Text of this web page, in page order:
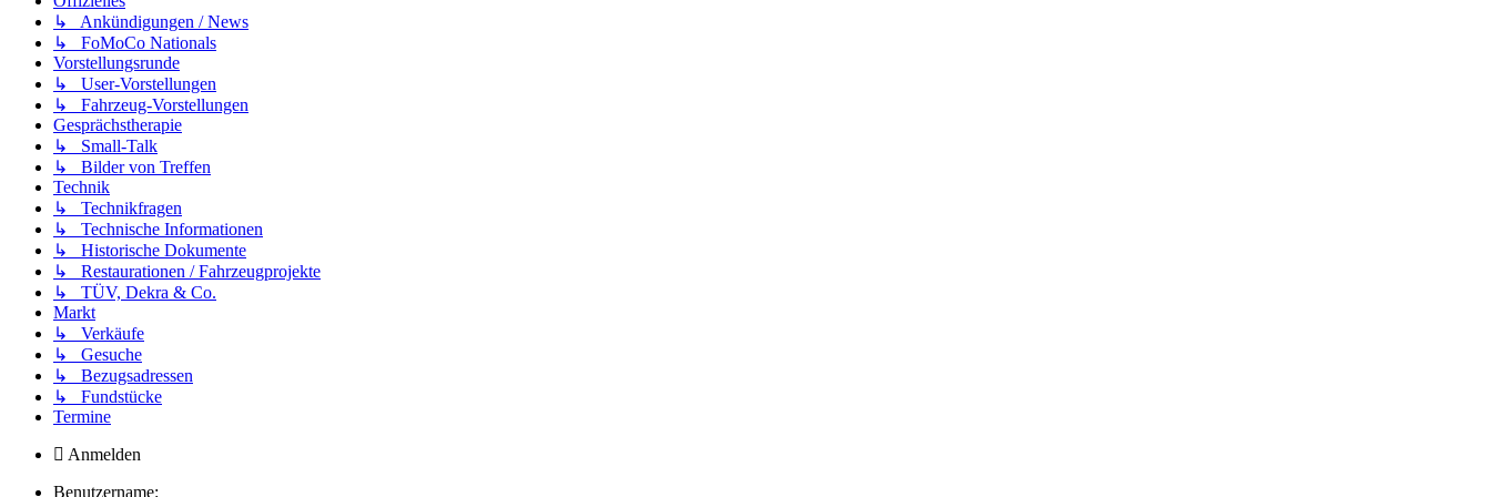
↳ Ankündigungen / News
↳ FoMoCo Nationals
Vorstellungsrunde
↳ User-Vorstellungen
↳ Fahrzeug-Vorstellungen
Gesprächstherapie
↳ Small-Talk
↳ Bilder von Treffen
Technik
↳ Technikfragen
↳ Technische Informationen
↳ Historische Dokumente
↳ Restaurationen / Fahrzeugprojekte
↳ TÜV, Dekra & Co.
Markt
↳ Verkäufe
↳ Gesuche
↳ Bezugsadressen
↳ Fundstücke
Termine
Anmelden
Benutzername: